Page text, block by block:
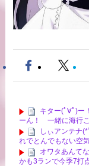
キター(ﾟ∀ﾟ)ー
ーん！ 一緒に海行こ
しぃアンテナ
れでとんでもない空
オワタあんて
かも3ランで今季7打